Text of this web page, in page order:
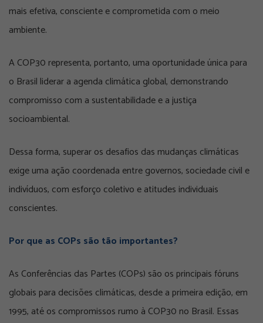
mais efetiva, consciente e comprometida com o meio
ambiente.
A COP30 representa, portanto, uma oportunidade única para
o Brasil liderar a agenda climática global, demonstrando
compromisso com a sustentabilidade e a justiça
socioambiental.
Dessa forma, superar os desafios das mudanças climáticas
exige uma ação coordenada entre governos, sociedade civil e
indivíduos, com esforço coletivo e atitudes individuais
conscientes.
Por que as COPs são tão importantes?
As Conferências das Partes (COPs) são os principais fóruns
globais para decisões climáticas, desde a primeira edição, em
1995, até os compromissos rumo à COP30 no Brasil. Essas